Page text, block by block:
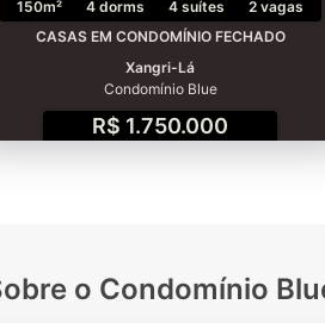
150m² 4 dorms 4 suítes
2 vagas
CASAS EM CONDOMÍNIO FECHADO
Xangri-Lá
Condomínio Blue
R$ 1.750.000
o Condomínio